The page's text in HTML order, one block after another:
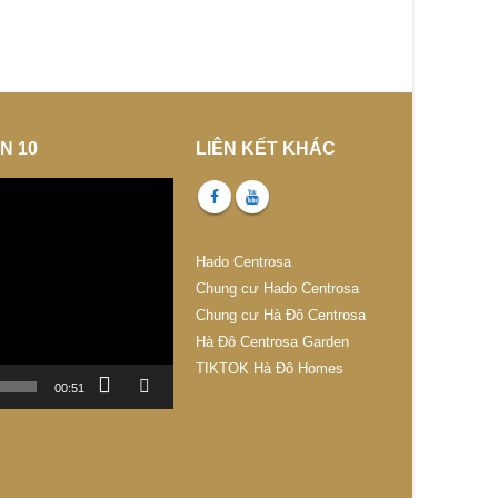
10
00:51
LIÊN KẾT KHÁC
Hado Centrosa
Chung cư Hado Centrosa
Chung cư Hà Đô Centrosa
Hà Đô Centrosa Garden
TIKTOK Hà Đô Homes